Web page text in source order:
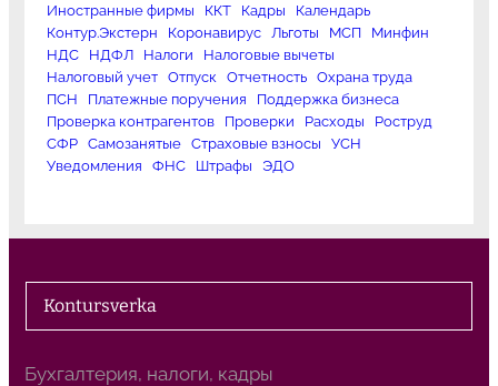
Иностранные фирмы
ККТ Кадры
Календарь
Контур.Экстерн
Коронавирус Льготы МСП
Минфин
НДС
НДФЛ Налоги
Налоговые вычеты
Налоговый учет
Отпуск Отчетность
Охрана труда
ПСН
Платежные поручения
Поддержка бизнеса
Проверка контрагентов
Проверки Расходы
Роструд
СФР
Самозанятые Страховые взносы
УСН
Уведомления
ФНС Штрафы ЭДО
Kontursverka
Бухгалтерия, налоги, кадры